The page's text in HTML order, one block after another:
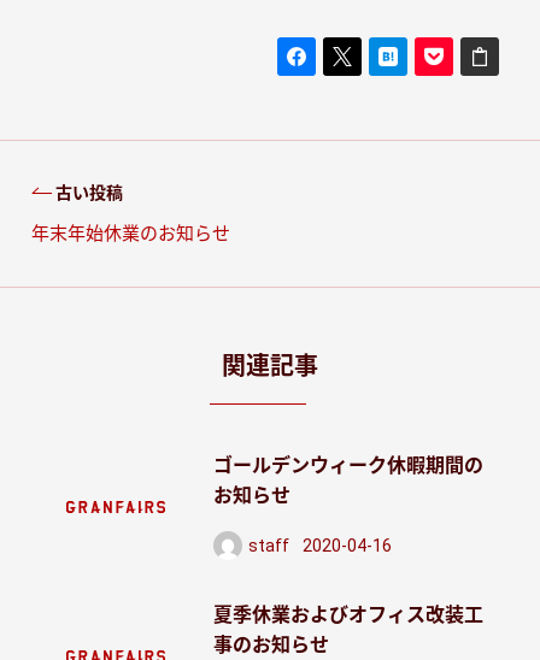
古い投稿
年末年始休業のお知らせ
関連記事
ゴールデンウィーク休暇期間の
お知らせ
staff
投稿日
2020-04-16
夏季休業およびオフィス改装工
事のお知らせ